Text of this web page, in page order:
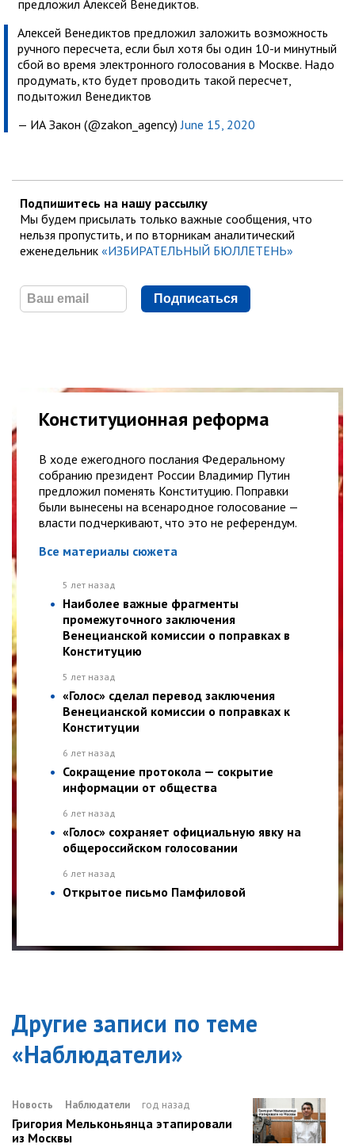
предложил Алексей Венедиктов.
Алексей Венедиктов предложил заложить возможность
ручного пересчета, если был хотя бы один 10-и минутный
сбой во время электронного голосования в Москве. Надо
продумать, кто будет проводить такой пересчет,
подытожил Венедиктов
— ИА Закон (@zakon_agency)June 15, 2020
Подпишитесь на нашу рассылку
Мы будем присылать только важные сообщения, что
нельзя пропустить, и по вторникам аналитический
еженедельник «ИЗБИРАТЕЛЬНЫЙ БЮЛЛЕТЕНЬ»
Подписаться
Конституционная реформа
В ходе ежегодного послания Федеральному
собранию президент России Владимир Путин
предложил поменять Конституцию. Поправки
были вынесены на всенародное голосование —
власти подчеркивают, что это не референдум.
Все материалы сюжета
5 лет назад
Наиболее важные фрагменты
промежуточного заключения
Венецианской комиссии о поправках в
Конституцию
5 лет назад
«Голос» сделал перевод заключения
Венецианской комиссии о поправках к
Конституции
6 лет назад
Сокращение протокола — сокрытие
информации от общества
6 лет назад
«Голос» сохраняет официальную явку на
общероссийском голосовании
6 лет назад
Открытое письмо Памфиловой
Другие записи по теме
«Наблюдатели»
Новость Наблюдатели год назад
Григория Мельконьянца этапировали
из Москвы